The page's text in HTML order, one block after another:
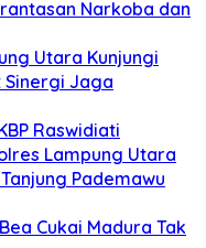
Narkoba dan
Utara Kunjungi
Sinergi Jaga
Raswidiati
Lampung Utara
Pademawu
Cukai Madura Tak